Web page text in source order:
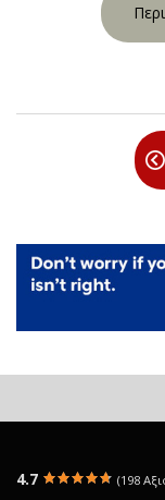
4.7 (198